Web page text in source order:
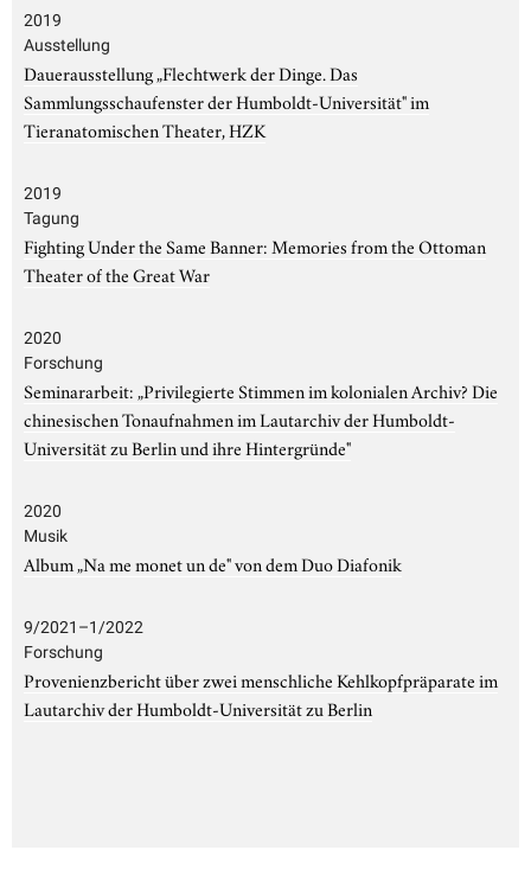
2019
Ausstellung
Dauerausstellung „Flechtwerk der Dinge. Das
Sammlungsschaufenster der Humboldt-Universität" im
Tieranatomischen Theater, HZK
2019
Tagung
Fighting Under the Same Banner: Memories from the Ottoman
Theater of the Great War
2020
Forschung
Seminararbeit: „Privilegierte Stimmen im kolonialen Archiv? Die
chinesischen Tonaufnahmen im Lautarchiv der Humboldt-
Universität zu Berlin und ihre Hintergründe"
2020
Musik
Album „Na me monet un de" von dem Duo Diafonik
9/2021–1/2022
Forschung
Provenienzbericht über zwei menschliche Kehlkopfpräparate im
Lautarchiv der Humboldt-Universität zu Berlin